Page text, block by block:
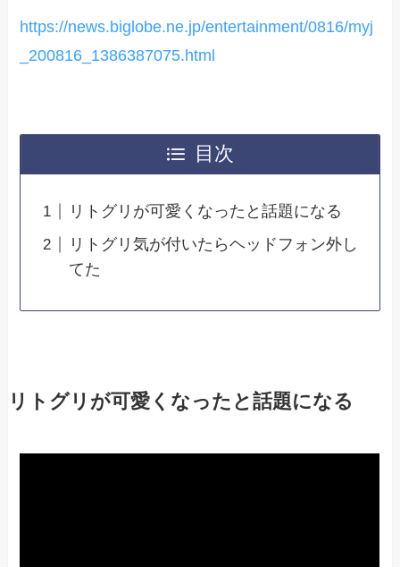
https://news.biglobe.ne.jp/entertainment/0816/myj
_200816_1386387075.html
目次
リトグリが可愛くなったと話題になる
リトグリ気が付いたらヘッドフォン外し
てた
リトグリが可愛くなったと話題になる